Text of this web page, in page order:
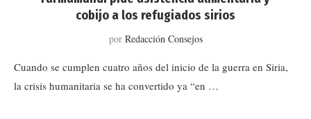
cobijo a los refugiados sirios
por Redacción Consejos
Cuando se cumplen cuatro años del inicio de la guerra en Siria,
la crisis humanitaria se ha convertido ya “en …